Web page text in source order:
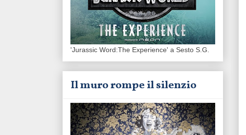
'Jurassic Word:The Experience' a Sesto S.G.
Il muro rompe il silenzio